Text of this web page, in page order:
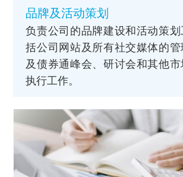
品牌及活动策划
负责公司的品牌建设和活动策
括公司网站及所有社交媒体的
及债券通峰会、研讨会和其他
执行工作。